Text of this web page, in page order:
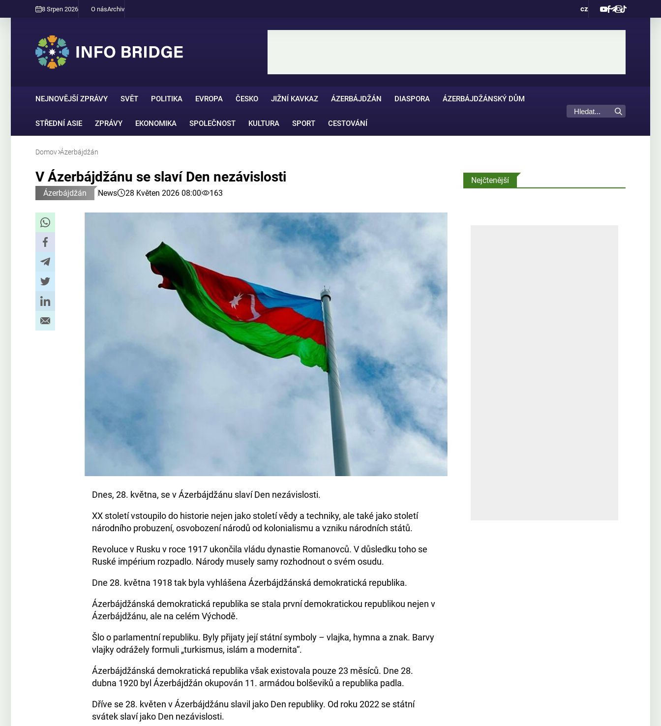
8 Srpen 2026 O násArchiv cz
NEJNOVĚJŠÍ ZPRÁVY SVĚT POLITIKA EVROPA ČESKO JIŽNÍ KAVKAZ ÁZERBÁJDŽÁN DIASPORA ÁZERBÁJDŽÁNSKÝ DŮM
STŘEDNÍ ASIE ZPRÁVY EKONOMIKA SPOLEČNOST KULTURA SPORT CESTOVÁNÍ
Domov Ázerbájdžán
V Ázerbájdžánu se slaví Den nezávislosti
Ázerbájdžán News 28 Květen 2026 08:00 163
Dnes, 28. května, se v Ázerbájdžánu slaví Den nezávislosti.
XX století vstoupilo do historie nejen jako století vědy a techniky, ale také jako století
národního probuzení, osvobození národů od kolonialismu a vzniku národních států.
Revoluce v Rusku v roce 1917 ukončila vládu dynastie Romanovců. V důsledku toho se
Ruské impérium rozpadlo. Národy musely samy rozhodnout o svém osudu.
Dne 28. května 1918 tak byla vyhlášena Ázerbájdžánská demokratická republika.
Ázerbájdžánská demokratická republika se stala první demokratickou republikou nejen v
Ázerbájdžánu, ale na celém Východě.
Šlo o parlamentní republiku. Byly přijaty její státní symboly – vlajka, hymna a znak. Barvy
vlajky odrážely formuli „turkismus, islám a modernita“.
Ázerbájdžánská demokratická republika však existovala pouze 23 měsíců. Dne 28.
dubna 1920 byl Ázerbájdžán okupován 11. armádou bolševiků a republika padla.
Dříve se 28. květen v Ázerbájdžánu slavil jako Den republiky. Od roku 2022 se státní
svátek slaví jako Den nezávislosti.
Nejčtenější